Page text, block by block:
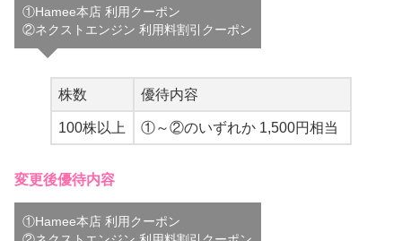
①Hamee本店 利用クーポン
②ネクストエンジン 利用料割引クーポン
株数 優待内容
100株以上 ①～②のいずれか 1,500円相当
変更後優待内容
①Hamee本店 利用クーポン